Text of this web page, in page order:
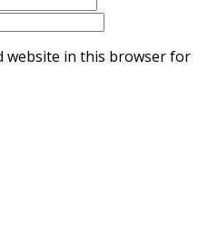
website in this browser for